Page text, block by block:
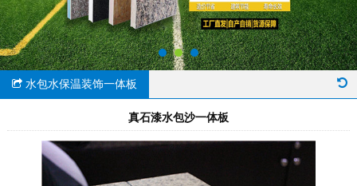
水包水保温装饰一体板
真石漆水包沙一体板